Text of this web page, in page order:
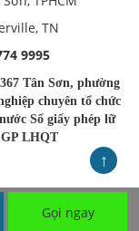
TN
9995
↑
Gọi ngay
Tân Sơn, phường
chuyên tổ chức
Số giấy phép lữ
GP LHQT